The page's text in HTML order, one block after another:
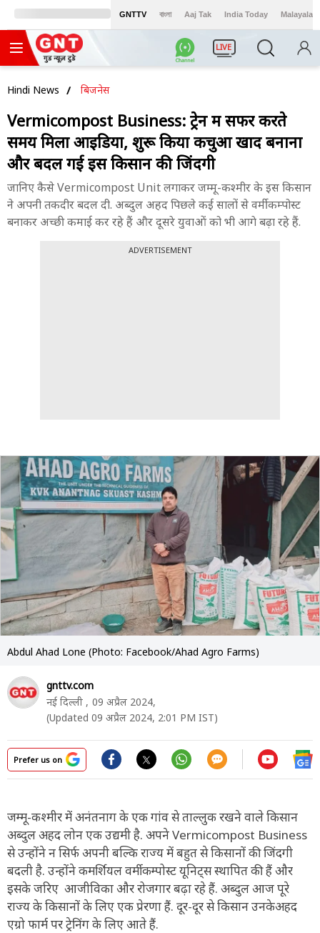
GNTTV বাংলা Aaj Tak India Today Malayalam
LIVE
Hindi News बिजनेस
Vermicompost Business: ट्रेन में सफर करते
समय मिला आइडिया, शुरू किया केंचुआ खाद बनाना
और बदल गई इस किसान की जिंदगी
जानिए कैसे Vermicompost Unit लगाकर जम्मू-कश्मीर के इस किसान
ने अपनी तकदीर बदल दी. अब्दुल अहद पिछले कई सालों से वर्मीकम्पोस्ट
बनाकर अच्छी कमाई कर रहे हैं और दूसरे युवाओं को भी आगे बढ़ा रहे हैं.
ADVERTISEMENT
Abdul Ahad Lone (Photo: Facebook/Ahad Agro Farms)
gnttv.com
नई दिल्ली , 09 अप्रैल 2024,
(Updated 09 अप्रैल 2024, 2:01 PM IST)
Prefer us on
जम्मू-कश्मीर में अनंतनाग के एक गांव से ताल्लुक रखने वाले किसान
अब्दुल अहद लोन एक उद्यमी है. अपने Vermicompost Business
से उन्होंने न सिर्फ अपनी बल्कि राज्य में बहुत से किसानों की जिंदगी
बदली है. उन्होंने कमर्शियल वर्मीकम्पोस्ट यूनिट्स स्थापित की हैं और
इसके जरिए आजीविका और रोजगार बढ़ा रहे हैं. अब्दुल आज पूरे
राज्य के किसानों के लिए एक प्रेरणा हैं. दूर-दूर से किसान उनकेअहद
एग्रो फार्म पर ट्रेनिंग के लिए आते हैं.